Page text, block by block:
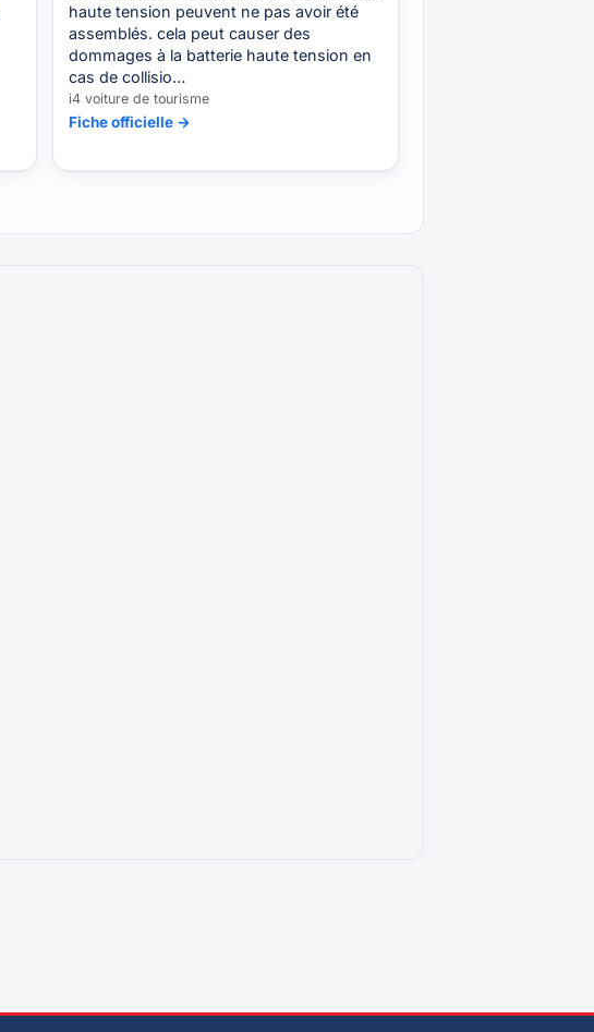
haute tension peuvent ne pas avoir été
assemblés. cela peut causer des
dommages à la batterie haute tension en
cas de collisio…
i4 voiture de tourisme
Fiche officielle →